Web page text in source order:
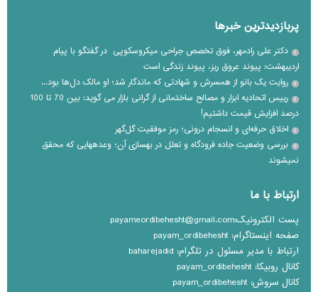
پربازدیدترین خبرها
دکتر علی رادمهر، فوق تخصص جراحی میکروسکوپی در گفتگو با پیام
اردیبهشت: پیوند عروق ریز، پیوند زندگی است
روایت یک بانو از همسرش و شهادتی که ماندگار شد؛ او مالک دل‌ها بود...
رییس اتحادیه ابزار و مصالح ساختمانی از گرانی بازار می گوید: بین 70 تا 100
درصد افزایش قیمت داشتیم!
اخلاق حرفه‌ای و انسجام درونی؛ رمز موفقیت گل‌گهر
بررسی وضعیت جاده فرودگاه و تعلل در بهسازی آن؛ وعده‎هایی که محقق
نمی‎شوند
ارتباط با ما
پست الکترونیک:payameordibehesht@gmail.com
صفحه اینستاگرام: payam_ordibehesht
ارتباط با مدیر مسئول در تلگرام: baharejadid
کانال روبیکا: payam_ordibehesht
کانال سروش: payam_ordibehesht